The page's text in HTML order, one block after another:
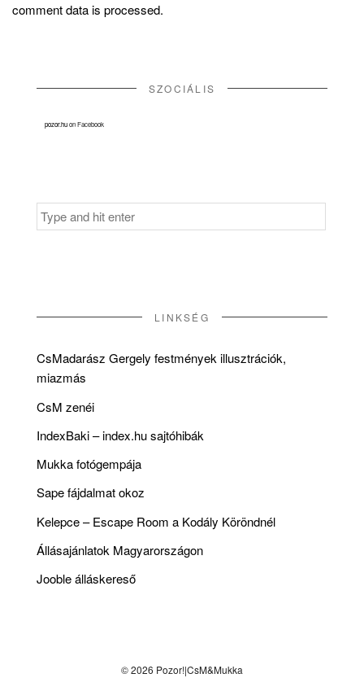
comment data is processed.
SZOCIÁLIS
pozor.huon Facebook
Search
for:
LINKSÉG
CsMadarász Gergely festmények illusztrációk,
miazmás
CsM zenéi
IndexBaki – index.hu sajtóhibák
Mukka fotógempája
Sape fájdalmat okoz
Kelepce – Escape Room a Kodály Köröndnél
Állásajánlatok Magyarországon
Jooble álláskereső
© 2026 Pozor!|CsM&Mukka